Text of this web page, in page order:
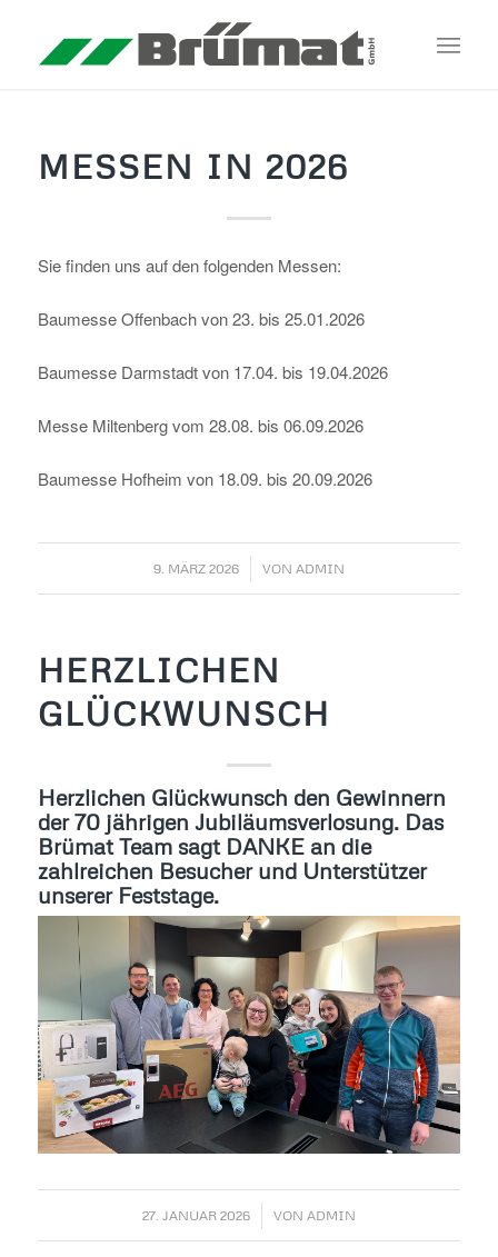
MESSEN IN 2026
Sie finden uns auf den folgenden Messen:
Baumesse Offenbach von 23. bis 25.01.2026
Baumesse Darmstadt von 17.04. bis 19.04.2026
Messe Miltenberg vom 28.08. bis 06.09.2026
Baumesse Hofheim von 18.09. bis 20.09.2026
9. MÄRZ 2026
/ VON ADMIN
HERZLICHEN
GLÜCKWUNSCH
Herzlichen Glückwunsch den Gewinnern
der 70 jährigen Jubiläumsverlosung. Das
Brümat Team sagt DANKE an die
zahlreichen Besucher und Unterstützer
unserer Feststage.
27. JANUAR 2026
/ VON ADMIN